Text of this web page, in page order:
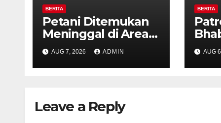
BERITA
Petani Ditemukan
Meninggal di Area
Persawahan
Kalibeji, Polisi
Pastikan Tidak Ada
AUG 7, 2026 ADMIN
BERITA
dan
AUG
Leave a Reply